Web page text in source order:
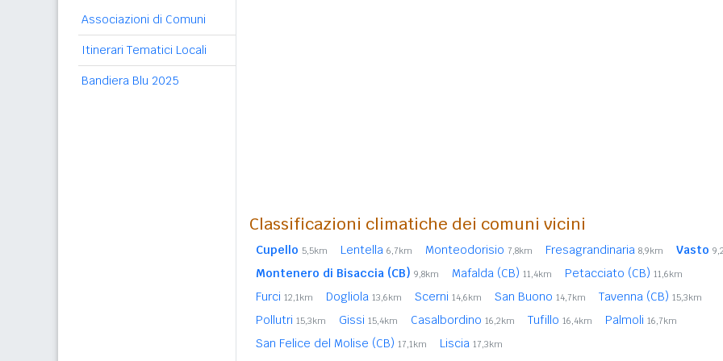
Associazioni di Comuni
Itinerari Tematici Locali
Bandiera Blu 2025
Classificazioni climatiche dei comuni vicini
Cupello 5,5km Lentella 6,7km Monteodorisio 7,8km Fresagrandinaria 8,9km Vasto
Montenero di Bisaccia (CB) 9,8km Mafalda (CB) 11,4km Petacciato (CB) 11,6km
Furci 12,1km Dogliola 13,6km Scerni 14,6km San Buono 14,7km Tavenna (CB) 15,3km
Pollutri 15,3km Gissi 15,4km Casalbordino 16,2km Tufillo 16,4km Palmoli 16,7km
San Felice del Molise (CB) 17,1km Liscia 17,3km